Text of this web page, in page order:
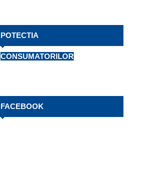
POTECTIA
CONSUMATORILOR
FACEBOOK